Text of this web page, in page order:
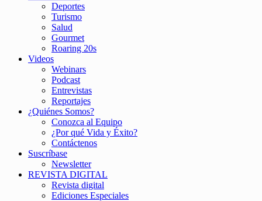
Deportes
Turismo
Salud
Gourmet
Roaring 20s
Videos
Webinars
Podcast
Entrevistas
Reportajes
¿Quiénes Somos?
Conozca al Equipo
¿Por qué Vida y Éxito?
Contáctenos
Suscríbase
Newsletter
REVISTA DIGITAL
Revista digital
Ediciones Especiales